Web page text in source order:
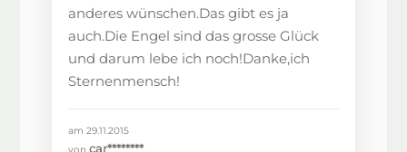
anderes wünschen.Das gibt es ja
auch.Die Engel sind das grosse Glück
und darum lebe ich noch!Danke,ich
Sternenmensch!
am 29.11.2015
car********